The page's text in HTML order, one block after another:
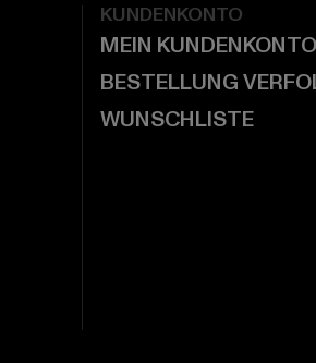
KUNDENKONTO
MEIN KUNDENKONTO
BESTELLUNG
WUNSCHLISTE